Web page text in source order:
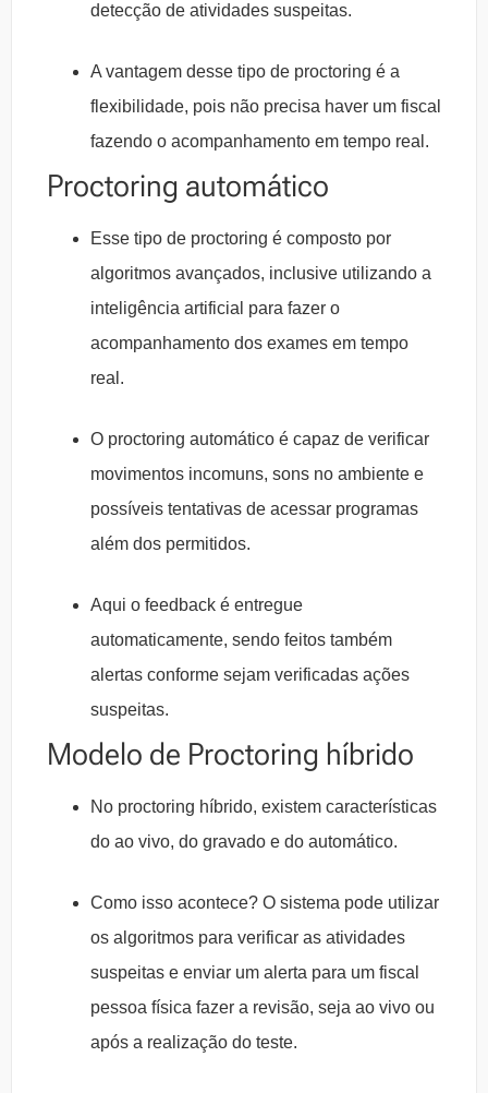
detecção de atividades suspeitas.
A vantagem desse tipo de proctoring é a
flexibilidade, pois não precisa haver um fiscal
fazendo o acompanhamento em tempo real.
Proctoring automático
Esse tipo de proctoring é composto por
algoritmos avançados, inclusive utilizando a
inteligência artificial para fazer o
acompanhamento dos exames em tempo
real.
O proctoring automático é capaz de verificar
movimentos incomuns, sons no ambiente e
possíveis tentativas de acessar programas
além dos permitidos.
Aqui o feedback é entregue
automaticamente, sendo feitos também
alertas conforme sejam verificadas ações
suspeitas.
Modelo de Proctoring híbrido
No proctoring híbrido, existem características
do ao vivo, do gravado e do automático.
Como isso acontece? O sistema pode utilizar
os algoritmos para verificar as atividades
suspeitas e enviar um alerta para um fiscal
pessoa física fazer a revisão, seja ao vivo ou
após a realização do teste.